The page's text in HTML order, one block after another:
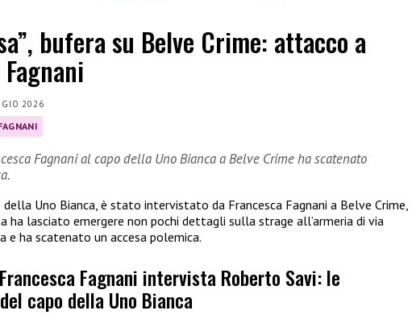
bufera su Belve Crime: attacco a
2026
Fagnani al capo della Uno Bianca a Belve Crime ha scatenato
della Uno Bianca, è stato intervistato da Francesca Fagnani a Belve Crime,
ha lasciato emergere non pochi dettagli sulla strage all’armeria di via
e ha scatenato un accesa polemica.
Fagnani intervista Roberto Savi: le
capo della Uno Bianca